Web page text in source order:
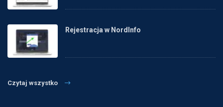
Rejestracja w NordInfo
Czytaj wszystko